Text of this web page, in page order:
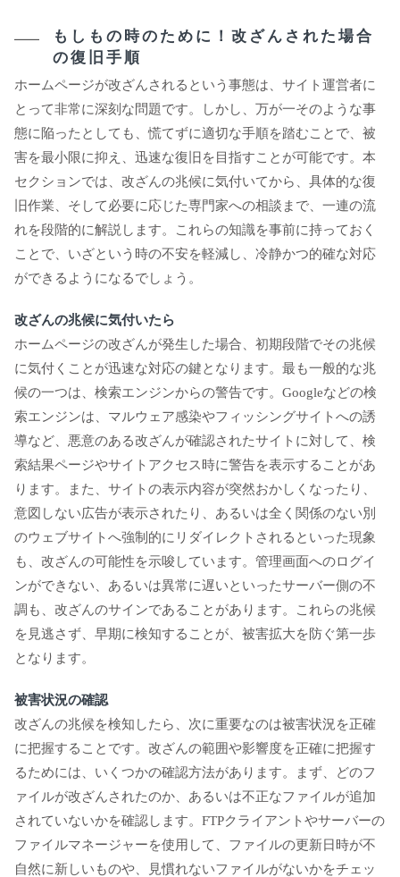
もしもの時のために！改ざんされた場合
の復旧手順
ホームページが改ざんされるという事態は、サイト運営者に
とって非常に深刻な問題です。しかし、万が一そのような事
態に陥ったとしても、慌てずに適切な手順を踏むことで、被
害を最小限に抑え、迅速な復旧を目指すことが可能です。本
セクションでは、改ざんの兆候に気付いてから、具体的な復
旧作業、そして必要に応じた専門家への相談まで、一連の流
れを段階的に解説します。これらの知識を事前に持っておく
ことで、いざという時の不安を軽減し、冷静かつ的確な対応
ができるようになるでしょう。
改ざんの兆候に気付いたら
ホームページの改ざんが発生した場合、初期段階でその兆候
に気付くことが迅速な対応の鍵となります。最も一般的な兆
候の一つは、検索エンジンからの警告です。Googleなどの検
索エンジンは、マルウェア感染やフィッシングサイトへの誘
導など、悪意のある改ざんが確認されたサイトに対して、検
索結果ページやサイトアクセス時に警告を表示することがあ
ります。また、サイトの表示内容が突然おかしくなったり、
意図しない広告が表示されたり、あるいは全く関係のない別
のウェブサイトへ強制的にリダイレクトされるといった現象
も、改ざんの可能性を示唆しています。管理画面へのログイ
ンができない、あるいは異常に遅いといったサーバー側の不
調も、改ざんのサインであることがあります。これらの兆候
を見逃さず、早期に検知することが、被害拡大を防ぐ第一歩
となります。
被害状況の確認
改ざんの兆候を検知したら、次に重要なのは被害状況を正確
に把握することです。改ざんの範囲や影響度を正確に把握す
るためには、いくつかの確認方法があります。まず、どのフ
ァイルが改ざんされたのか、あるいは不正なファイルが追加
されていないかを確認します。FTPクライアントやサーバーの
ファイルマネージャーを使用して、ファイルの更新日時が不
自然に新しいものや、見慣れないファイルがないかをチェッ